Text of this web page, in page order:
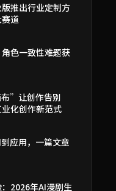
推出行业定制方
道
色一致性难题获
”让创作告别
化创作新范式
应用，一篇文章
2026年AI漫剧生